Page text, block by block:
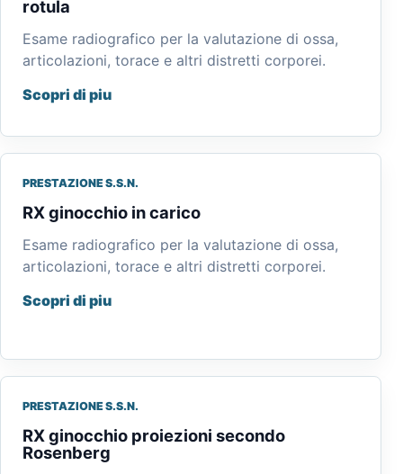
rotula
Esame radiografico per la valutazione di ossa,
articolazioni, torace e altri distretti corporei.
Scopri di piu
PRESTAZIONE S.S.N.
RX ginocchio in carico
Esame radiografico per la valutazione di ossa,
articolazioni, torace e altri distretti corporei.
Scopri di piu
PRESTAZIONE S.S.N.
RX ginocchio proiezioni secondo
Rosenberg